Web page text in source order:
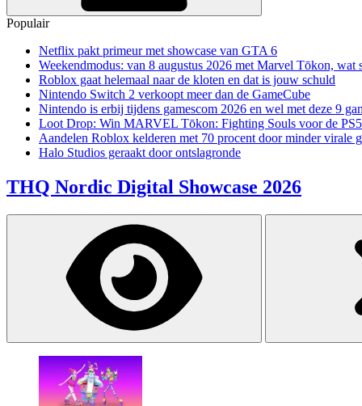
Populair
Netflix pakt primeur met showcase van GTA 6
Weekendmodus: van 8 augustus 2026 met Marvel Tōkon, wat
Roblox gaat helemaal naar de kloten en dat is jouw schuld
Nintendo Switch 2 verkoopt meer dan de GameCube
Nintendo is erbij tijdens gamescom 2026 en wel met deze 9
Loot Drop: Win MARVEL Tōkon: Fighting Souls voor de PS5
Aandelen Roblox kelderen met 70 procent door minder virale
Halo Studios geraakt door ontslagronde
THQ Nordic Digital Showcase 2026